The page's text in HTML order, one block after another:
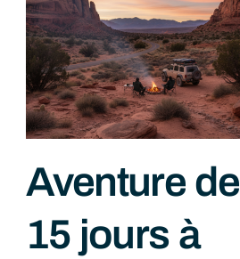
Aventure de
15 jours à